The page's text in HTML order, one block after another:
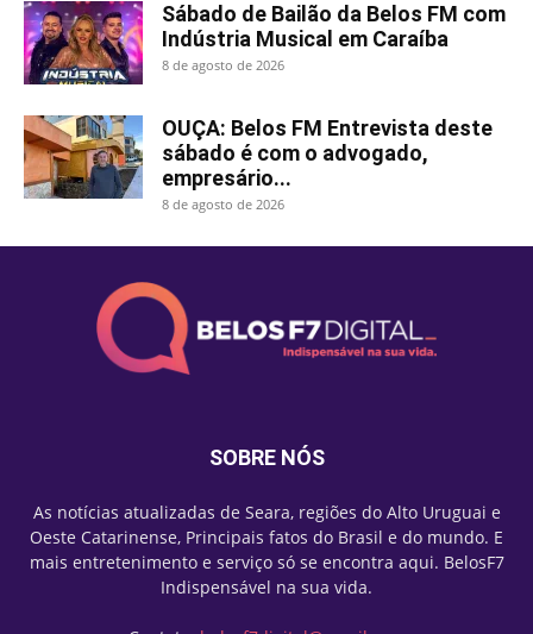
Sábado de Bailão da Belos FM com
Indústria Musical em Caraíba
8 de agosto de 2026
OUÇA: Belos FM Entrevista deste
sábado é com o advogado,
empresário...
8 de agosto de 2026
SOBRE NÓS
As notícias atualizadas de Seara, regiões do Alto Uruguai e
Oeste Catarinense, Principais fatos do Brasil e do mundo. E
mais entretenimento e serviço só se encontra aqui. BelosF7
Indispensável na sua vida.